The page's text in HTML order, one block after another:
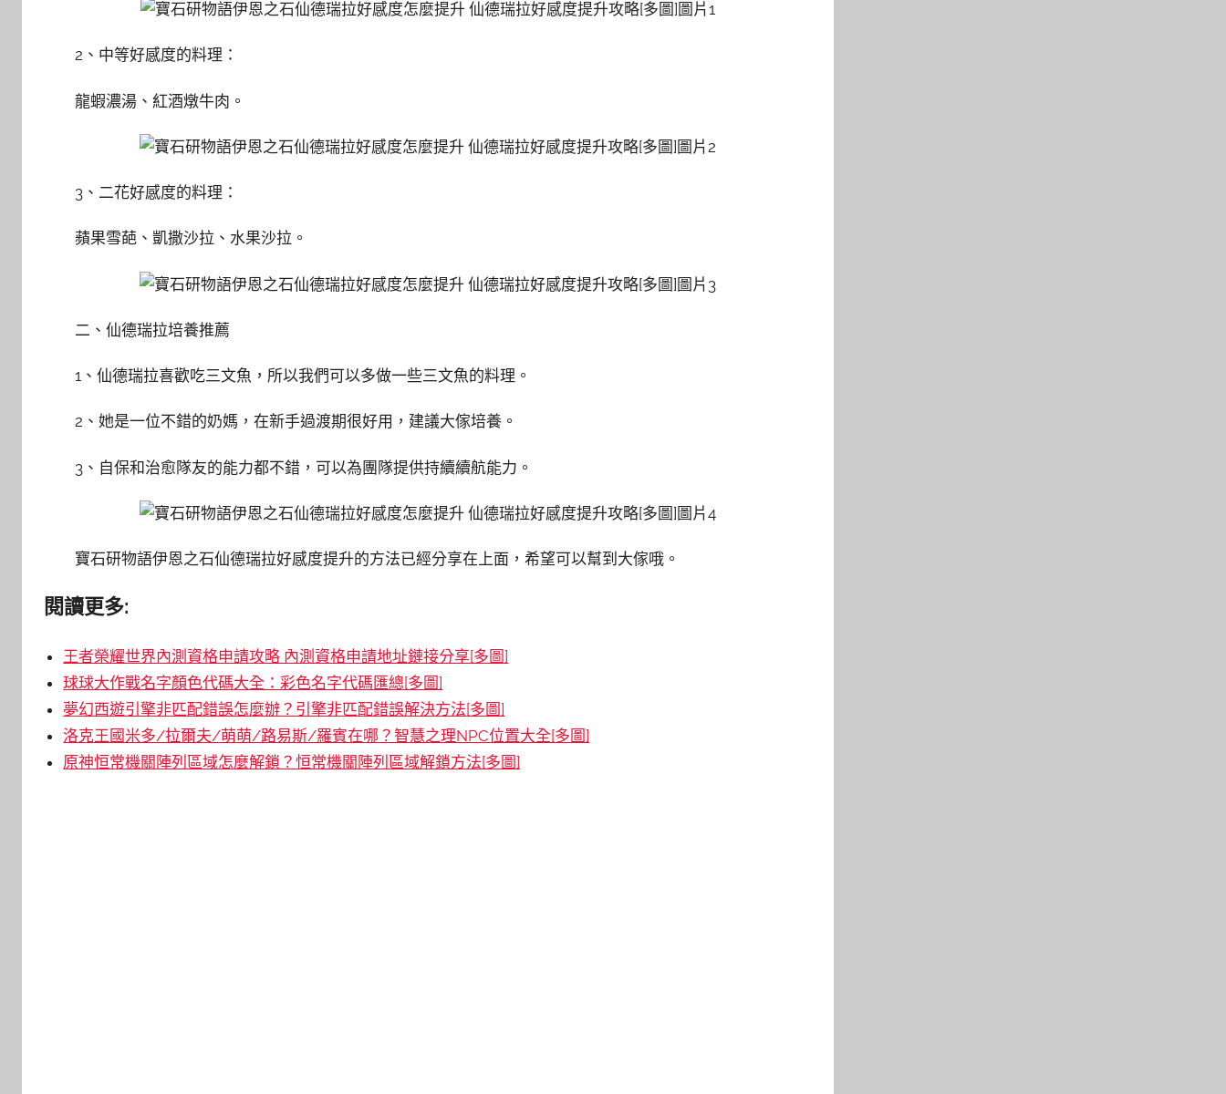
2、中等好感度的料理：
龍蝦濃湯、紅酒燉牛肉。
3、二花好感度的料理：
蘋果雪葩、凱撒沙拉、水果沙拉。
二、仙德瑞拉培養推薦
1、仙德瑞拉喜歡吃三文魚，所以我們可以多做一些三文魚的料理。
2、她是一位不錯的奶媽，在新手過渡期很好用，建議大傢培養。
3、自保和治愈隊友的能力都不錯，可以為團隊提供持續續航能力。
寶石研物語伊恩之石仙德瑞拉好感度提升的方法已經分享在上面，希望可以幫到大傢哦。
閱讀更多:
王者榮耀世界內測資格申請攻略 內測資格申請地址鏈接分享[多圖]
球球大作戰名字顏色代碼大全：彩色名字代碼匯總[多圖]
夢幻西遊引擎非匹配錯誤怎麼辦？引擎非匹配錯誤解決方法[多圖]
洛克王國米多/拉爾夫/萌萌/路易斯/羅賓在哪？智慧之理NPC位置大全[多圖]
原神恒常機關陣列區域怎麼解鎖？恒常機關陣列區域解鎖方法[多圖]